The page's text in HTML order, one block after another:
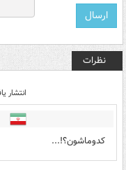
نظرات
انتشار
کدوماشون؟!...